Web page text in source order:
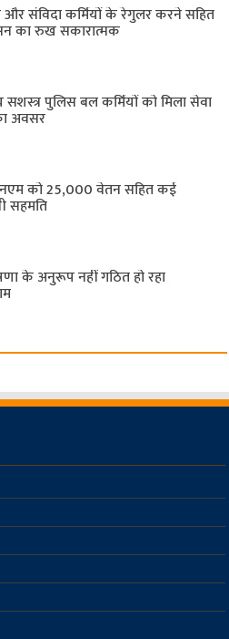
संविदा कर्मियों के रेगुलर करने सहित
का रुख सकारात्मक
सशस्त्र पुलिस बल ​कर्मियों को मिला सेवा
अवसर
को 25,000 वेतन सहित कई
सहमति
के अनुरूप नहीं गठित हो रहा